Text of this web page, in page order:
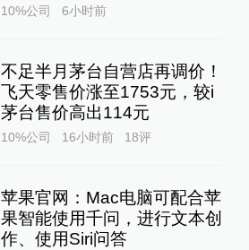
10%公司 6小时前
不足半月茅台自营店再调价！
飞天零售价涨至1753元，较i
茅台售价高出114元
10%公司 16小时前 18评
苹果官网：Mac电脑可配合苹
果智能使用千问，进行文本创
作、使用Siri问答